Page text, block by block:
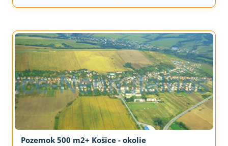
Pozemok 500 m2+ Košice - okolie